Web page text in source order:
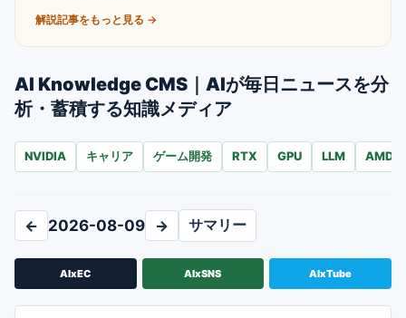
解説記事をもっと見る →
AI Knowledge CMS｜AIが毎日ニュースを分
析・蓄積する知識メディア
NVIDIA キャリア ゲーム開発 RTX GPU LLM AMD
← 2026-08-09 → サマリー
AIxEC AIxSNS AIxTube